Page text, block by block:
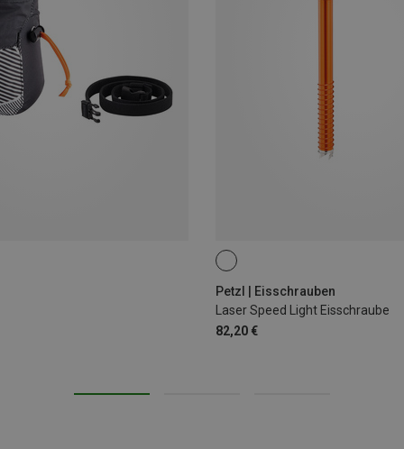
Petzl | Eisschrauben
Laser Speed Light Eisschraube
82,20 €
13CM